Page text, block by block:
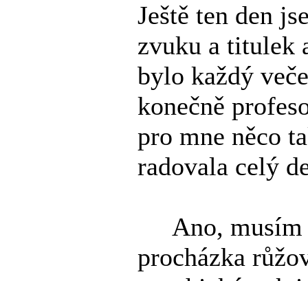
Ještě ten den
zvuku a titulek
bylo každý
konečně
pro mne něco
radovala celý
Ano, musím
procházka